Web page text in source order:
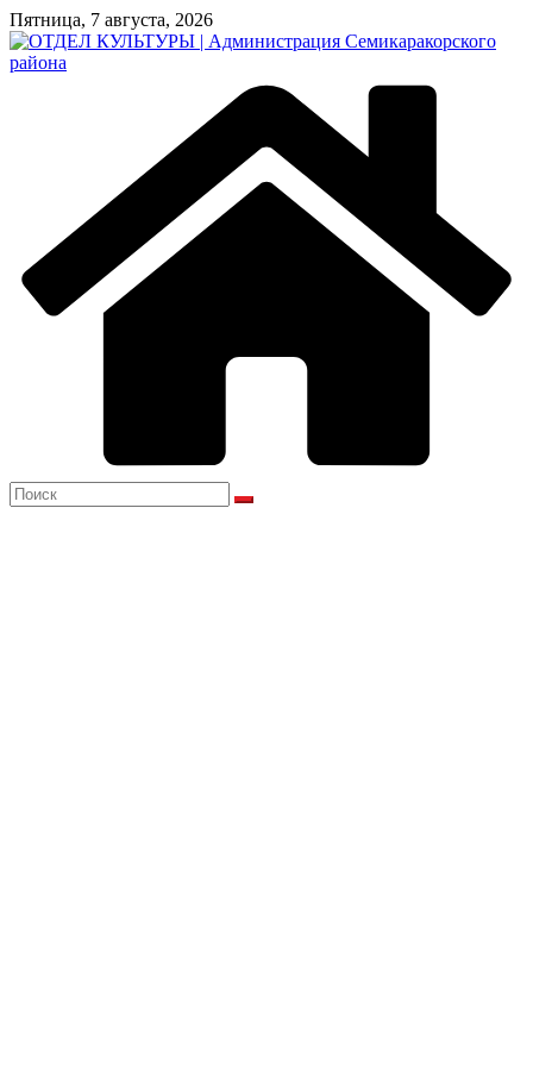
Перейти
к
содержимому
Пятница, 7 августа, 2026